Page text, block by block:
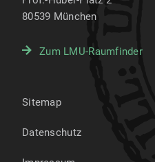
80539 München
Zum LMU-Raumfinder
Sitemap
Datenschutz